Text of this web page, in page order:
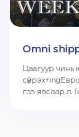
Omni
Цаагуур чинь
гээ явсаар л.